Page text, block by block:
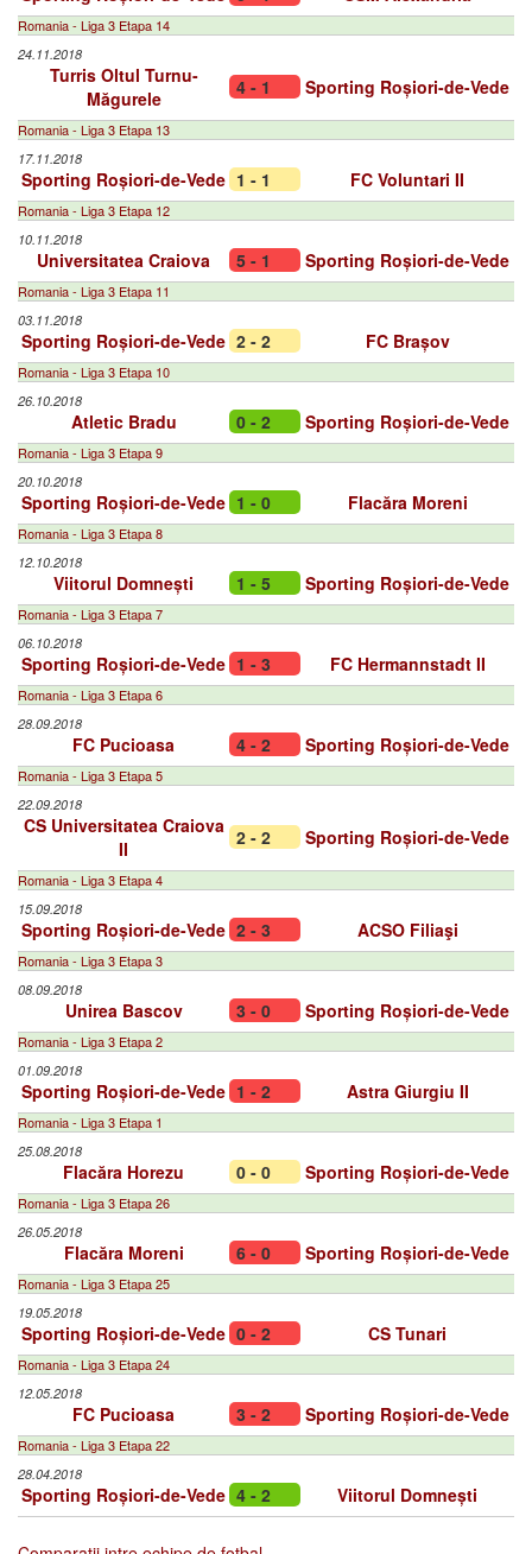
Romania - Liga 3 Etapa 14
24.11.2018
Turris Oltul Turnu-
Măgurele
4 - 1 Sporting Roșiori-de-Vede
Romania - Liga 3 Etapa 13
17.11.2018
Sporting Roșiori-de-Vede 1 - 1 FC Voluntari II
Romania - Liga 3 Etapa 12
10.11.2018
Universitatea Craiova 5 - 1 Sporting Roșiori-de-Vede
Romania - Liga 3 Etapa 11
03.11.2018
Sporting Roșiori-de-Vede 2 - 2 FC Brașov
Romania - Liga 3 Etapa 10
26.10.2018
Atletic Bradu 0 - 2 Sporting Roșiori-de-Vede
Romania - Liga 3 Etapa 9
20.10.2018
Sporting Roșiori-de-Vede 1 - 0 Flacăra Moreni
Romania - Liga 3 Etapa 8
12.10.2018
Viitorul Domnești 1 - 5 Sporting Roșiori-de-Vede
Romania - Liga 3 Etapa 7
06.10.2018
Sporting Roșiori-de-Vede 1 - 3 FC Hermannstadt II
Romania - Liga 3 Etapa 6
28.09.2018
FC Pucioasa 4 - 2 Sporting Roșiori-de-Vede
Romania - Liga 3 Etapa 5
22.09.2018
CS Universitatea Craiova
II
2 - 2 Sporting Roșiori-de-Vede
Romania - Liga 3 Etapa 4
15.09.2018
Sporting Roșiori-de-Vede 2 - 3 ACSO Filiaşi
Romania - Liga 3 Etapa 3
08.09.2018
Unirea Bascov 3 - 0 Sporting Roșiori-de-Vede
Romania - Liga 3 Etapa 2
01.09.2018
Sporting Roșiori-de-Vede 1 - 2 Astra Giurgiu II
Romania - Liga 3 Etapa 1
25.08.2018
Flacăra Horezu 0 - 0 Sporting Roșiori-de-Vede
Romania - Liga 3 Etapa 26
26.05.2018
Flacăra Moreni 6 - 0 Sporting Roșiori-de-Vede
Romania - Liga 3 Etapa 25
19.05.2018
Sporting Roșiori-de-Vede 0 - 2 CS Tunari
Romania - Liga 3 Etapa 24
12.05.2018
FC Pucioasa 3 - 2 Sporting Roșiori-de-Vede
Romania - Liga 3 Etapa 22
28.04.2018
Sporting Roșiori-de-Vede 4 - 2 Viitorul Domnești